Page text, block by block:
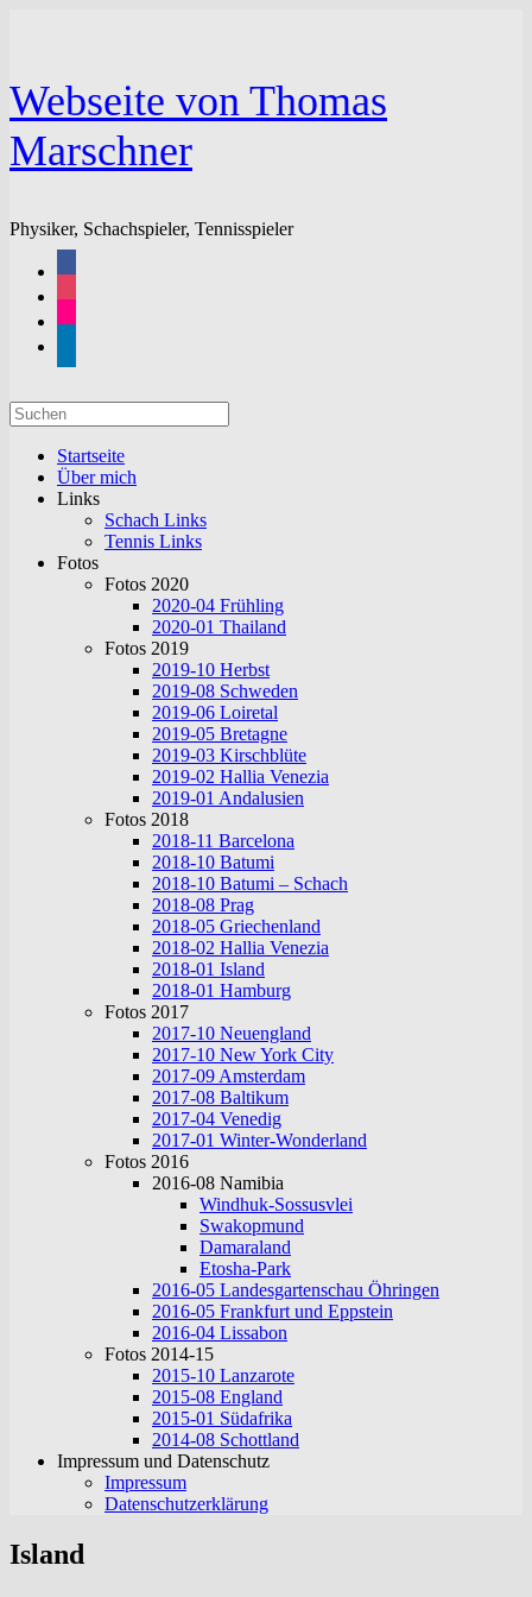
Webseite von Thomas
Marschner
Physiker, Schachspieler, Tennisspieler
Suchen
nach:
Startseite
Über mich
Links
Schach Links
Tennis Links
Fotos
Fotos 2020
2020-04 Frühling
2020-01 Thailand
Fotos 2019
2019-10 Herbst
2019-08 Schweden
2019-06 Loiretal
2019-05 Bretagne
2019-03 Kirschblüte
2019-02 Hallia Venezia
2019-01 Andalusien
Fotos 2018
2018-11 Barcelona
2018-10 Batumi
2018-10 Batumi – Schach
2018-08 Prag
2018-05 Griechenland
2018-02 Hallia Venezia
2018-01 Island
2018-01 Hamburg
Fotos 2017
2017-10 Neuengland
2017-10 New York City
2017-09 Amsterdam
2017-08 Baltikum
2017-04 Venedig
2017-01 Winter-Wonderland
Fotos 2016
2016-08 Namibia
Windhuk-Sossusvlei
Swakopmund
Damaraland
Etosha-Park
2016-05 Landesgartenschau Öhringen
2016-05 Frankfurt und Eppstein
2016-04 Lissabon
Fotos 2014-15
2015-10 Lanzarote
2015-08 England
2015-01 Südafrika
2014-08 Schottland
Impressum und Datenschutz
Impressum
Datenschutzerklärung
Island